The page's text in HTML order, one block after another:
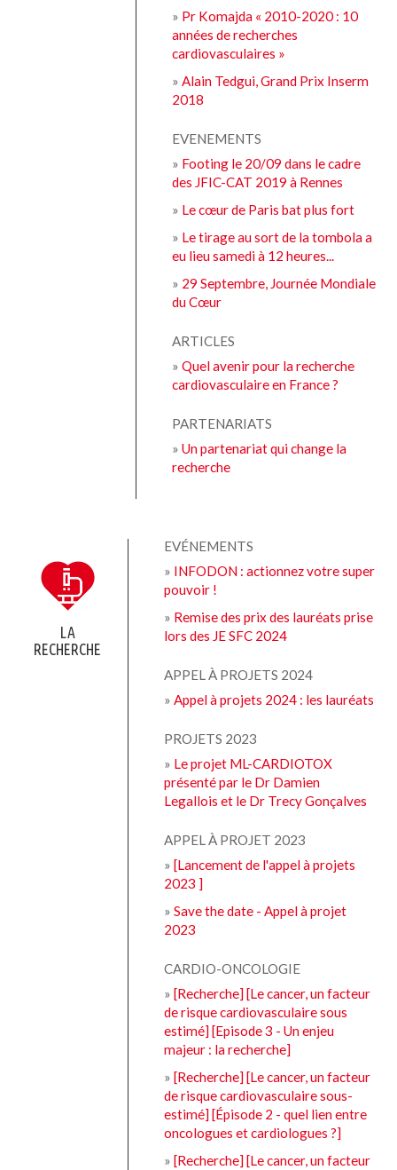
» Pr Komajda « 2010-2020 : 10
années de recherches
cardiovasculaires »
»Alain Tedgui, Grand Prix Inserm
2018
EVENEMENTS
» Footing le 20/09 dans le cadre
des JFIC-CAT 2019 à Rennes
» Le cœur de Paris bat plus fort
» Le tirage au sort de la tombola a
eu lieu samedi à 12 heures...
» 29 Septembre, Journée Mondiale
du Cœur
ARTICLES
»Quel avenir pour la recherche
cardiovasculaire en France ?
PARTENARIATS
»Un partenariat qui change la
recherche
LA
RECHERCHE
EVÉNEMENTS
» INFODON : actionnez votre super
pouvoir !
» Remise des prix des lauréats prise
lors des JE SFC 2024
APPEL À PROJETS 2024
»Appel à projets 2024 : les lauréats
PROJETS 2023
» Le projet ML-CARDIOTOX
présenté par le Dr Damien
Legallois et le Dr Trecy Gonçalves
APPEL À PROJET 2023
»[Lancement de l'appel à projets
2023 ]
»Save the date - Appel à projet
2023
CARDIO-ONCOLOGIE
»[Recherche] [Le cancer, un facteur
de risque cardiovasculaire sous
estimé] [Episode 3 - Un enjeu
majeur : la recherche]
»[Recherche] [Le cancer, un facteur
de risque cardiovasculaire sous-
estimé] [Épisode 2 - quel lien entre
oncologues et cardiologues ?]
»[Recherche] [Le cancer, un facteur